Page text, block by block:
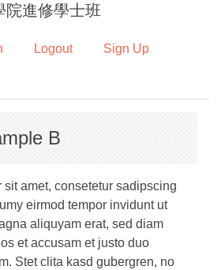
院進修學士班
Logout Sign Up
B
sit amet, consetetur sadipscing
eirmod tempor invidunt ut
aliquyam erat, sed diam
et accusam et justo duo
Stet clita kasd gubergren, no